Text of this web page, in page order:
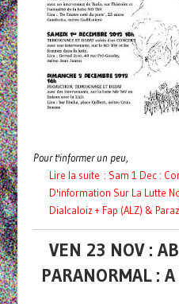
Pour t'informer un peu,
Lire la suite : Sam 1 Dec :
D'information Sur La Lutte
Dialcaloiz + Fap (ALZ) &
VEN 23 NOV :
PARANORMAL :